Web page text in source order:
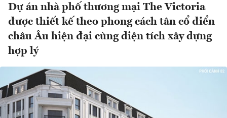
Dự án nhà phố thương mại The Victoria
được thiết kế theo phong cách tân cổ điển
châu Âu hiện đại cùng diện tích xây dựng
hợp lý